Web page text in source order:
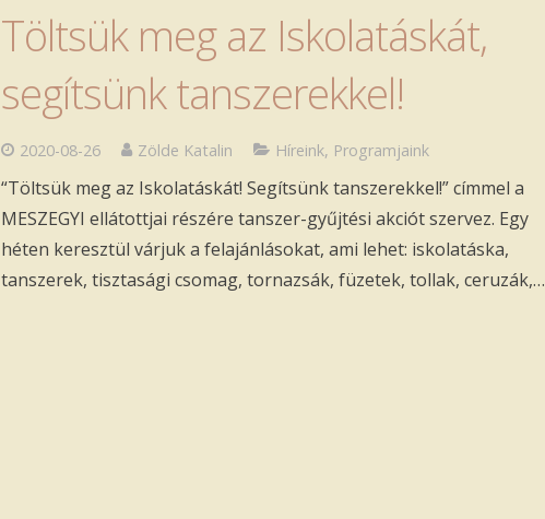
Töltsük meg az Iskolatáskát,
segítsünk tanszerekkel!
2020-08-26 Zölde Katalin Híreink, Programjaink
“Töltsük meg az Iskolatáskát! Segítsünk tanszerekkel!” címmel a
MESZEGYI ellátottjai részére tanszer-gyűjtési akciót szervez. Egy
héten keresztül várjuk a felajánlásokat, ami lehet: iskolatáska,
tanszerek, tisztasági csomag, tornazsák, füzetek, tollak, ceruzák,…